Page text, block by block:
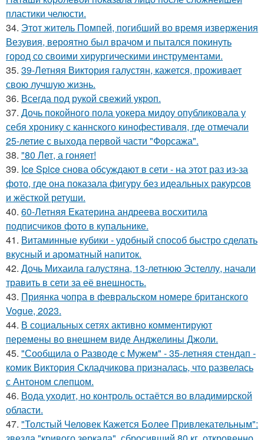
пластики челюсти.
34. Этот житель Помпей, погибший во время извержения
Везувия, вероятно был врачом и пытался покинуть
город со своими хирургическими инструментами.
35. 39-Летняя Виктория галустян, кажется, проживает
свою лучшую жизнь.
36. Всегда под рукой свежий укроп.
37. Дочь покойного пола уокера мидоу опубликовала у
себя хронику с каннского кинофестиваля, где отмечали
25-летие с выхода первой части "Форсажа".
38. "80 Лет, а гоняет!
39. Ice Spice снова обсуждают в сети - на этот раз из-за
фото, где она показала фигуру без идеальных ракурсов
и жёсткой ретуши.
40. 60-Летняя Екатерина андреева восхитила
подписчиков фото в купальнике.
41. Витаминные кубики - удобный способ быстро сделать
вкусный и ароматный напиток.
42. Дочь Михаила галустяна, 13-летнюю Эстеллу, начали
травить в сети за её внешность.
43. Приянка чопра в февральском номере британского
Vogue, 2023.
44. В социальных сетях активно комментируют
перемены во внешнем виде Анджелины Джоли.
45. "Сообщила о Разводе с Мужем" - 35-летняя стендап -
комик Виктория Складчикова призналась, что развелась
с Антоном слепцом.
46. Вода уходит, но контроль остаётся во владимирской
области.
47. "Толстый Человек Кажется Более Привлекательным":